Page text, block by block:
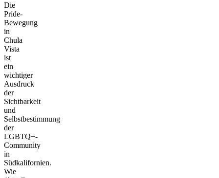
Die
Pride-
Bewegung
in
Chula
Vista
ist
ein
wichtiger
Ausdruck
der
Sichtbarkeit
und
Selbstbestimmung
der
LGBTQ+-
Community
in
Südkalifornien.
Wie